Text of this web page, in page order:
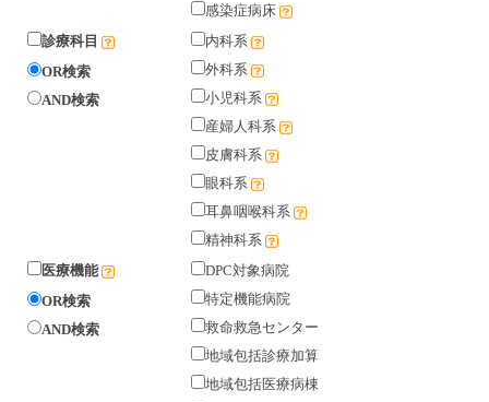
感染症病床
診療科目
OR検索
AND検索
内科系
外科系
小児科系
産婦人科系
皮膚科系
眼科系
耳鼻咽喉科系
精神科系
医療機能
OR検索
AND検索
DPC対象病院
特定機能病院
救命救急センター
地域包括診療加算
地域包括医療病棟